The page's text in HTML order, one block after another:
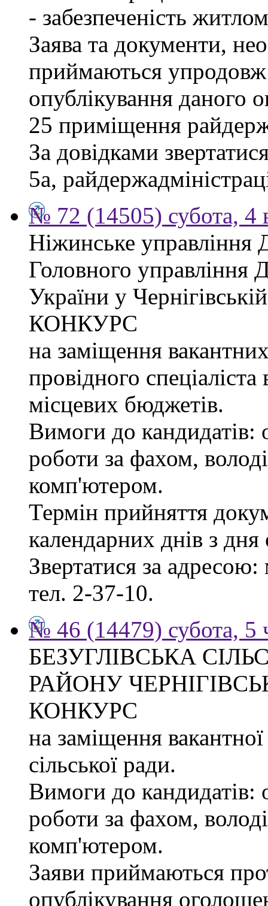
- забезпеченість
Заява та документи,
приймаються упродовж
опублікування даного
25 приміщення
За довідками
5а,
№ 72 (14505) субота, 4
Ніжинське управління
Головного управління
України у
КОНКУРС
на заміщення
провідного
місцевих бюджетів.
Вимоги до кандидатів:
роботи за фахом,
комп'ютером.
Термін прийняття
календарних днів з
Звертатися за
тел. 2-37-10.
№ 46 (14479) субота, 5
БЕЗУГЛІВСЬКА
РАЙОНУ
КОНКУРС
на заміщення
сільської ради.
Вимоги до кандидатів:
роботи за фахом,
комп'ютером.
Заяви приймаються
опублікування